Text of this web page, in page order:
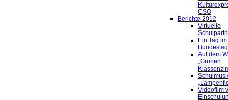
CSO
Berichte 2012
Virtuelle
Ein Tag im
Bundestag
Auf dem
„Grünen
Videofilm